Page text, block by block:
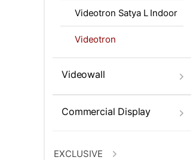
Videotron Satya L Indoor
Videotron
Videowall
Commercial Display
EXCLUSIVE